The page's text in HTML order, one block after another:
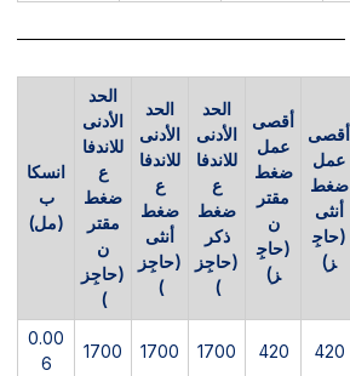
أقصى
عمل
ضغط
أنثى
(حاجِ
ز)
أقصى
عمل
ضغط
مقتر
ن
(حاجِ
ز)
الحد
الأدنى
للاندفا
ع
ضغط
ذكر
(حاجِز
)
الحد
الأدنى
للاندفا
ع
ضغط
أنثى
(حاجِز
)
الحد
الأدنى
للاندفا
ع
ضغط
مقتر
ن
(حاجِز
)
انسكا
ب
(مل)
420
420
1700
1700
1700
0.00
6